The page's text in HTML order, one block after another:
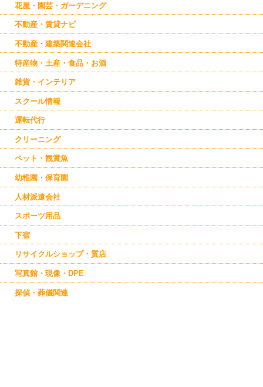
花屋・園芸・ガーデニング
不動産・賃貸ナビ
不動産・建築関連会社
特産物・土産・食品・お酒
雑貨・インテリア
スクール情報
運転代行
クリーニング
ペット・観賞魚
幼稚園・保育園
人材派遣会社
スポーツ用品
下宿
リサイクルショップ・質店
写真館・現像・DPE
探偵・葬儀関連